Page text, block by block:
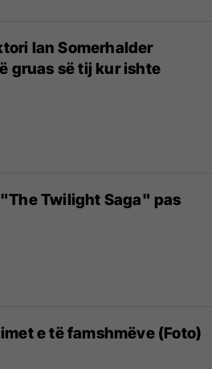
Ian Somerhalder
gruas së tij kur ishte
Twilight Saga" pas
e të famshmëve (Foto)